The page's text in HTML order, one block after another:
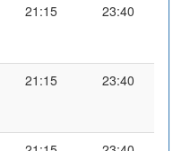
21:15 23:40
21:15 23:40